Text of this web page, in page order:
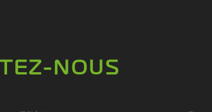
NOUS